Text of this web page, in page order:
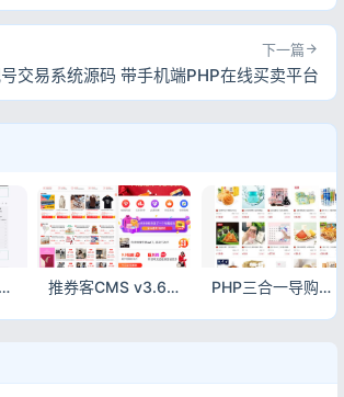
下一篇
交易系统源码 带手机端PHP在线买卖平台
新帝国CMS仿hao123漫画模板动态版 7.5内核带采集 推券客CMS v3.6.1淘宝客优惠券程序源码 多端导购返利系统 PHP三合一导购返佣系统源码 淘宝京东拼多多淘客系统含公众号H5